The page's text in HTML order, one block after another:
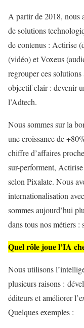
A partir de 2018, nous
de solutions
de contenus : Actirise
(vidéo) et Voxeus
regrouper ces
objectif clair : devenir
l’Adtech.
Nous sommes sur la
une croissance de
chiffre d’affaires
sur-performent,
selon Pixalate. Nous
internationalisation
sommes aujourd’hui
dans tous nos métiers
Quel rôle joue l’IA
Nous utilisons
plusieurs raisons :
éditeurs et améliorer
Quelques exemples :